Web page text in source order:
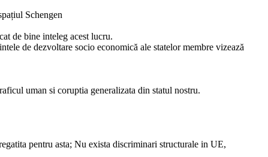
Schengen
de bine inteleg acest lucru.
de dezvoltare socio economică ale statelor membre vizează
uman si coruptia generalizata din statul nostru.
pentru asta; Nu exista discriminari structurale in UE,